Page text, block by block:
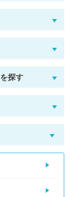
探す